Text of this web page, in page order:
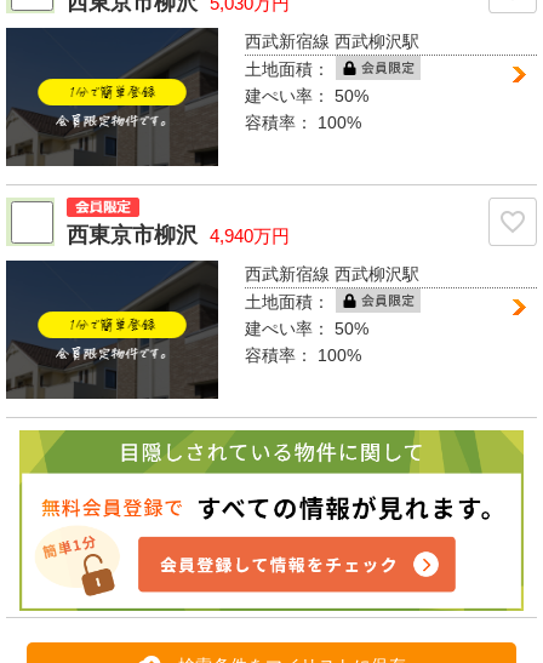
西武新宿線 西武柳沢駅
土地面積：
建ぺい率：50%
容積率： 100%
西東京市柳沢 4,940万円
西武新宿線 西武柳沢駅
土地面積：
建ぺい率：50%
容積率： 100%